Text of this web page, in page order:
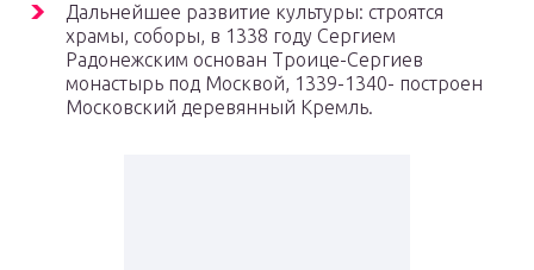
Дальнейшее развитие культуры: строятся
храмы, соборы, в 1338 году Сергием
Радонежским основан Троице-Сергиев
монастырь под Москвой, 1339-1340- построен
Московский деревянный Кремль.